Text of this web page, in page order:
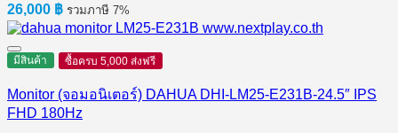
26,000 ฿ รวมภาษี 7%
มีสินค้า ซื้อครบ 5,000 ส่งฟรี
Monitor (จอมอนิเตอร์) DAHUA DHI-LM25-E231B-24.5″ IPS
FHD 180Hz